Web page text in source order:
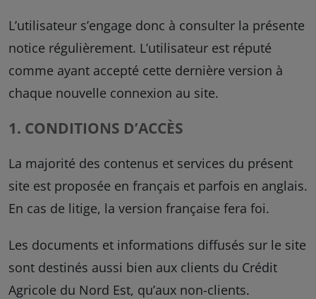
L’utilisateur s’engage donc à consulter la présente
notice régulièrement. L’utilisateur est réputé
comme ayant accepté cette dernière version à
chaque nouvelle connexion au site.
1. CONDITIONS D’ACCÈS
La majorité des contenus et services du présent
site est proposée en français et parfois en anglais.
En cas de litige, la version française fera foi.
Les documents et informations diffusés sur le site
sont destinés aussi bien aux clients du Crédit
Agricole du Nord Est, qu’aux non-clients.